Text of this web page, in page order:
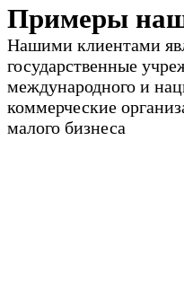
Примеры
Нашими клиентами
государственные
международного и
коммерческие
малого бизнеса